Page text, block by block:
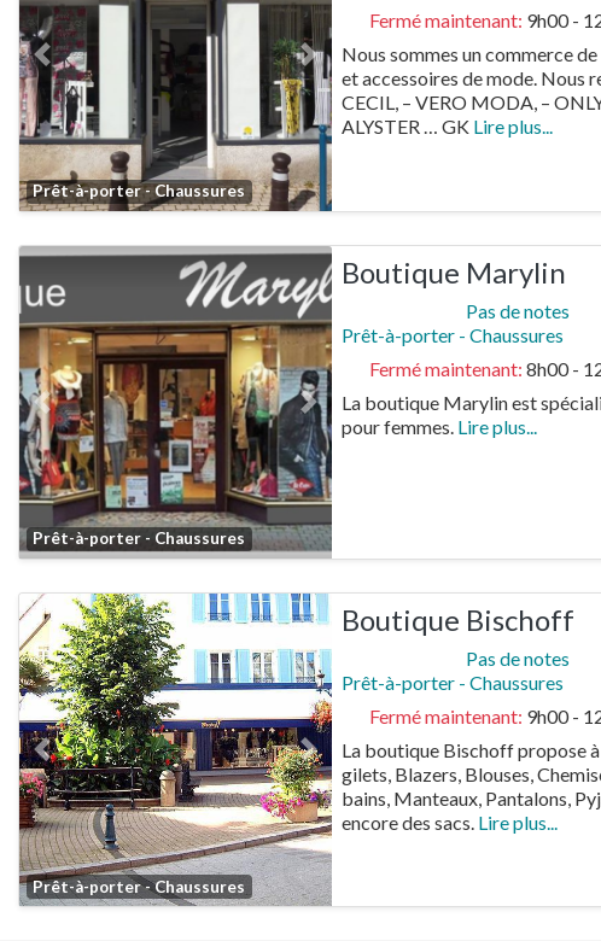
Favorite
Prêt-à-porter - Chaussures
Previous Next
Fermé maintenant: 9h00 -
Nous sommes un commerce
et accessoires de mode. Nous
CECIL, – VERO MODA, –
ALYSTER … GK Lire plus...
Favorite
Prêt-à-porter - Chaussures
Previous Next
Boutique Marylin
Pas de notes
Prêt-à-porter - Chaussures
Fermé maintenant:8h00 -
La boutique Marylin est
pour femmes. Lire plus...
Favorite
Prêt-à-porter - Chaussures
Previous Next
Boutique Bischoff
Pas de notes
Prêt-à-porter - Chaussures
Fermé maintenant: 9h00 -
La boutique Bischoff propose
gilets, Blazers, Blouses,
bains, Manteaux, Pantalons,
encore des sacs. Lire plus...